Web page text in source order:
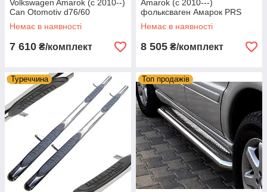
Volkswagen Amarok (c 2010--)
Can Otomotiv d76/60
Немає в наявності
7 610 ₴/комплект
Amarok (c 2010---)
фольксваген Амарок PRS
Немає в наявності
8 505 ₴/комплект
Туреччина Топ продажів